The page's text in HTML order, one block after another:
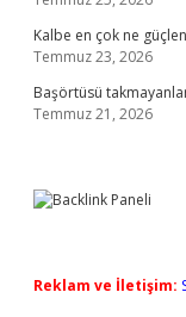
Kalbe en çok ne
Temmuz 23, 2026
Başörtüsü
Temmuz 21, 2026
Reklam ve İletişim: